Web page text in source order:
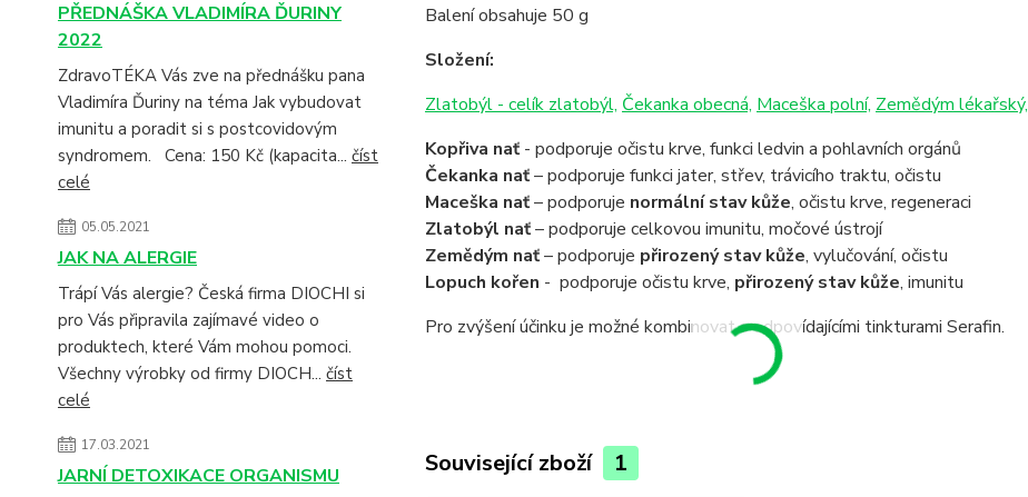
PŘEDNÁŠKA VLADIMÍRA ĎURINY
2022
ZdravoTÉKA Vás zve na přednášku pana
Vladimíra Ďuriny na téma Jak vybudovat
imunitu a poradit si s postcovidovým
syndromem. Cena: 150 Kč (kapacita... číst
celé
05.05.2021
JAK NA ALERGIE
Trápí Vás alergie? Česká firma DIOCHI si
pro Vás připravila zajímavé video o
produktech, které Vám mohou pomoci.
Všechny výrobky od firmy DIOCH... číst
celé
17.03.2021
JARNÍ DETOXIKACE ORGANISMU
Balení obsahuje 50 g
Složení:
Zlatobýl - celík zlatobýl, Čekanka obecná, Maceška polní, Zemědým lékařský,
Kopřiva nať- podporuje očistu krve, funkci ledvin a pohlavních orgánů
Čekanka nať– podporuje funkci jater, střev, trávicího traktu, očistu
Maceška nať– podporuje normální stav kůže, očistu krve, regeneraci
Zlatobýl nať– podporuje celkovou imunitu, močové ústrojí
Zemědým nať– podporuje přirozený stav kůže, vylučování, očistu
Lopuch kořen - podporuje očistu krve, přirozený stav kůže, imunitu
Pro zvýšení účinku je možné kombinovat s odpovídajícími tinkturami Serafin.
Související zboží 1